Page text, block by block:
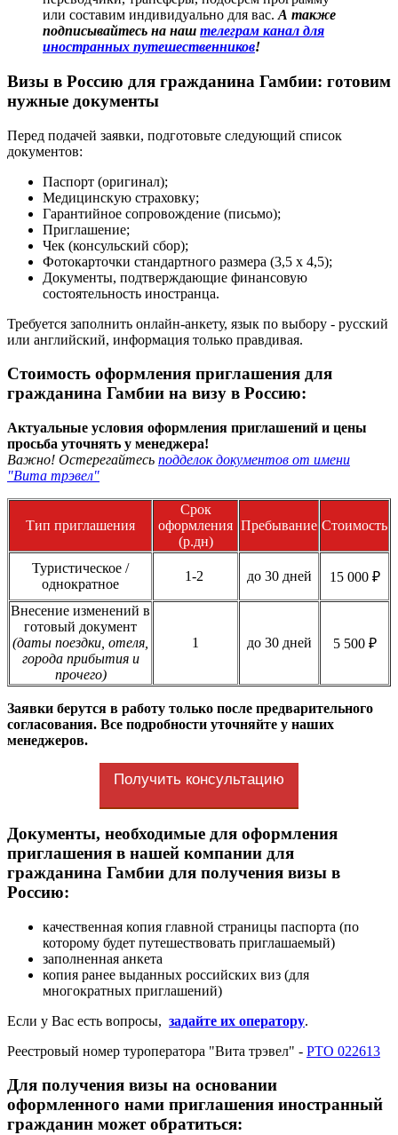
или составим индивидуально для вас. А также
подписывайтесь на наш телеграм канал для
иностранных путешественников!
Визы в Россию для гражданина Гамбии: готовим
нужные документы
Перед подачей заявки, подготовьте следующий список
документов:
Паспорт (оригинал);
Медицинскую страховку;
Гарантийное сопровождение (письмо);
Приглашение;
Чек (консульский сбор);
Фотокарточки стандартного размера (3,5 х 4,5);
Документы, подтверждающие финансовую
состоятельность иностранца.
Требуется заполнить онлайн-анкету, язык по выбору - русский
или английский, информация только правдивая.
Стоимость оформления приглашения для
гражданина Гамбии на визу в Россию:
Актуальные условия оформления приглашений и цены
просьба уточнять у менеджера!
Важно! Остерегайтесь подделок документов от имени
"Вита трэвел"
Тип приглашения
Срок
оформления
(р.дн)
Пребывание Стоимость
Туристическое /
однократное
1-2 до 30 дней 15 000 ₽
Внесение изменений в
готовый документ
(даты поездки, отеля,
города прибытия и
прочего)
1 до 30 дней 5 500 ₽
Заявки берутся в работу только после предварительного
согласования. Все подробности уточняйте у наших
менеджеров.
Получить консультацию
Документы, необходимые для оформления
приглашения в нашей компании для
гражданина Гамбии для получения визы в
Россию:
качественная копия главной страницы паспорта (по
которому будет путешествовать приглашаемый)
заполненная анкета
копия ранее выданных российских виз (для
многократных приглашений)
Если у Вас есть вопросы, задайте их оператору.
Реестровый номер туроператора "Вита трэвел" - РТО 022613
Для получения визы на основании
оформленного нами приглашения иностранный
гражданин может обратиться: